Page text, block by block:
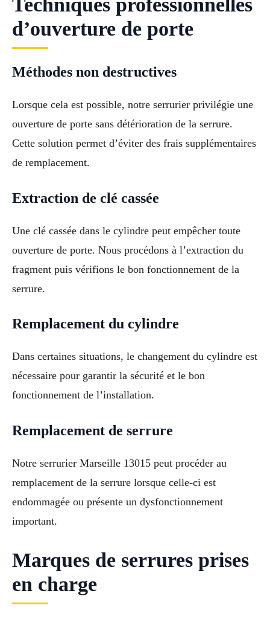
d’ouverture de porte
Méthodes non destructives
Lorsque cela est possible, notre serrurier privilégie une
ouverture de porte sans détérioration de la serrure.
Cette solution permet d’éviter des frais supplémentaires
de remplacement.
Extraction de clé cassée
Une clé cassée dans le cylindre peut empêcher toute
ouverture de porte. Nous procédons à l’extraction du
fragment puis vérifions le bon fonctionnement de la
serrure.
Remplacement du cylindre
Dans certaines situations, le changement du cylindre est
nécessaire pour garantir la sécurité et le bon
fonctionnement de l’installation.
Remplacement de serrure
Notre serrurier Marseille 13015 peut procéder au
remplacement de la serrure lorsque celle-ci est
endommagée ou présente un dysfonctionnement
important.
Marques de serrures prises
en charge